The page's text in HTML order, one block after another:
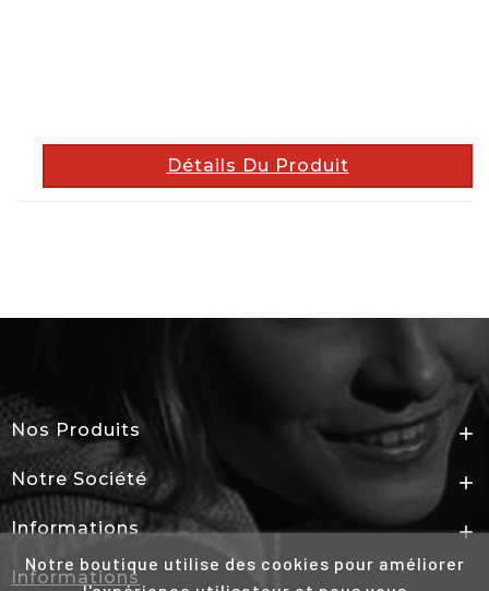
Notre boutique utilise des cookies pour améliorer
Détails Du Produit
Nos Produits 
Notre Société 
Informations 
Informations